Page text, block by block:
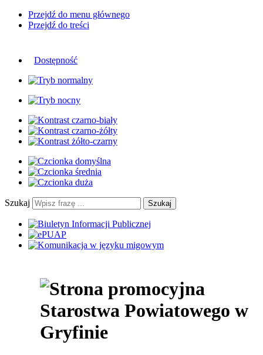
Przejdź do menu głównego
Przejdź do treści
Dostępność
Szukaj Szukaj